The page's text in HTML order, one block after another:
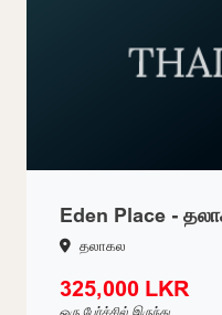
Eden Place -
தலாகல
325,000 LKR
ஒரு பேர்ச்சில் இருந்து